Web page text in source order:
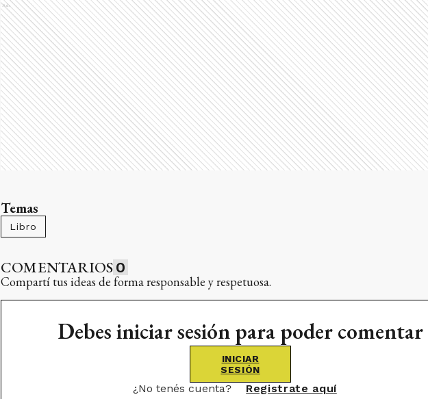
Ads
Temas
Libro
COMENTARIOS 0
Compartí tus ideas de forma responsable y respetuosa.
Debes iniciar sesión para poder comentar
INICIAR
SESIÓN
¿No tenés cuenta? Registrate aquí